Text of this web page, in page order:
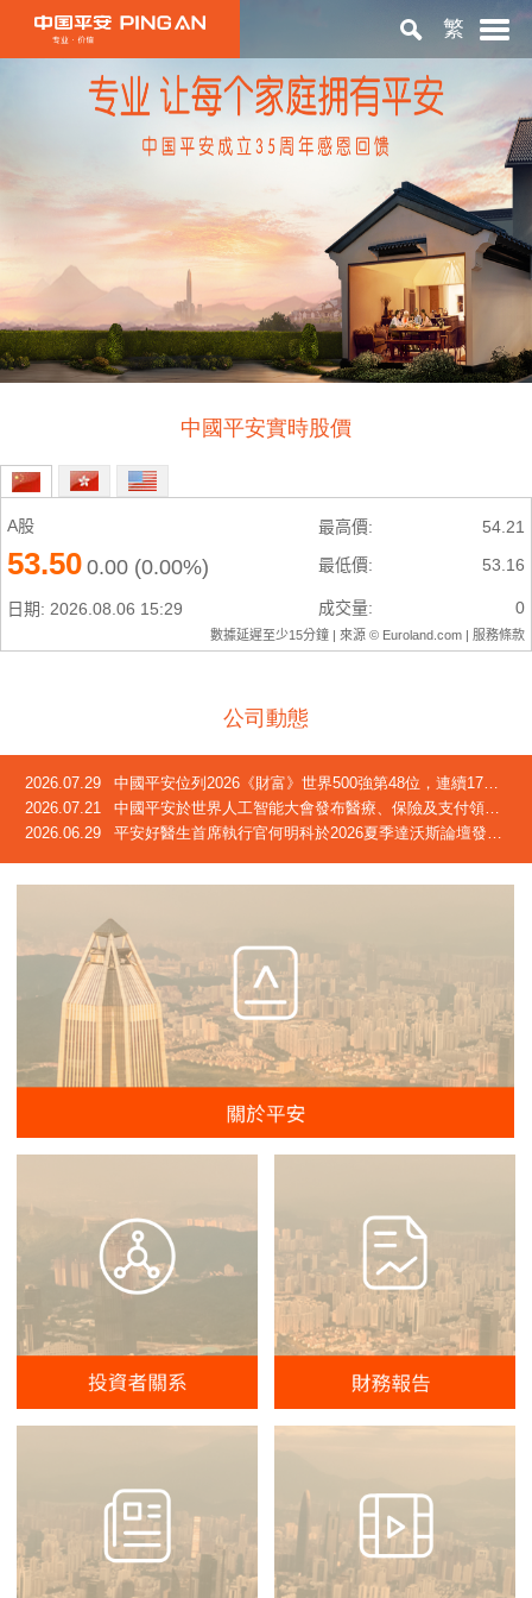
繁
中國平安實時股價
公司動態
2026.07.29
中國平安位列2026《財富》世界500強第48位，連續17年躋身榜單
2026.07.21
中國平安於世界人工智能大會發布醫療、保險及支付領域創新成果
2026.06.29
平安好醫生首席執行官何明科於2026夏季達沃斯論壇發言：中國正迎來「屬於自己的長壽時代」
關於平安
投資者關係
ESG